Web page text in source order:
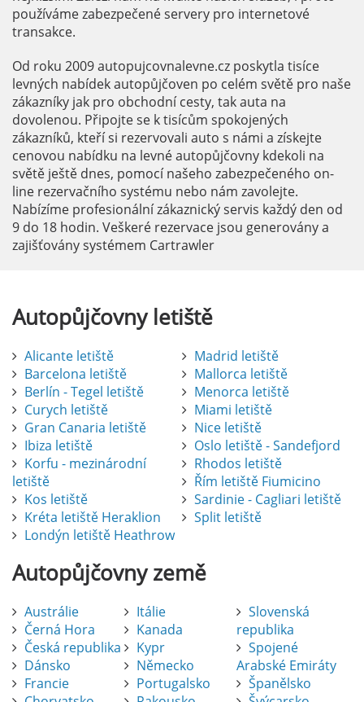
používáme zabezpečené servery pro internetové
transakce.
Od roku 2009 autopujcovnalevne.cz poskytla tisíce
levných nabídek autopůjčoven po celém světě pro naše
zákazníky jak pro obchodní cesty, tak auta na
dovolenou. Připojte se k tisícům spokojených
zákazníků, kteří si rezervovali auto s námi a získejte
cenovou nabídku na levné autopůjčovny kdekoli na
světě ještě dnes, pomocí našeho zabezpečeného on-
line rezervačního systému nebo nám zavolejte.
Nabízíme profesionální zákaznický servis každý den od
9 do 18 hodin. Veškeré rezervace jsou generovány a
zajišťovány systémem Cartrawler
Autopůjčovnyletiště
Alicante letiště
Barcelona letiště
Berlín - Tegel letiště
Curych letiště
Gran Canaria letiště
Ibiza letiště
Korfu - mezinárodní
letiště
Kos letiště
Kréta letiště Heraklion
Londýn letiště Heathrow
Madrid letiště
Mallorca letiště
Menorca letiště
Miami letiště
Nice letiště
Oslo letiště - Sandefjord
Rhodos letiště
Řím letiště Fiumicino
Sardinie - Cagliari letiště
Split letiště
Autopůjčovnyzemě
Austrálie
Černá Hora
Česká republika
Dánsko
Francie
Itálie
Kanada
Kypr
Německo
Portugalsko
Slovenská
republika
Spojené
Arabské Emiráty
Španělsko